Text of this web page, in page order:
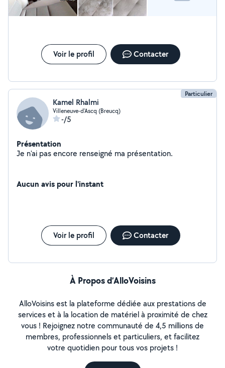
Voir le profil Contacter
Particulier
Kamel Rhalmi
Villeneuve-d'Ascq (Breucq)
-/5
Présentation
Je n'ai pas encore renseigné ma présentation.
Aucun avis pour l'instant
Voir le profil Contacter
À Propos d’AlloVoisins
AlloVoisins est la plateforme dédiée aux prestations de
services et à la location de matériel à proximité de chez
vous ! Rejoignez notre communauté de 4,5 millions de
membres, professionnels et particuliers, et facilitez
votre quotidien pour tous vos projets !